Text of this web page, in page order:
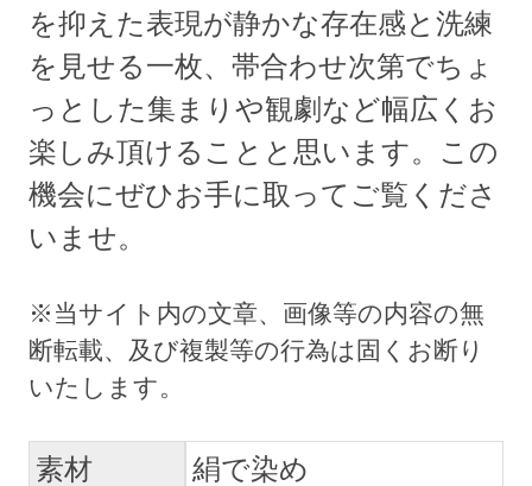
を抑えた表現が静かな存在感と洗練
を見せる一枚、帯合わせ次第でちょ
っとした集まりや観劇など幅広くお
楽しみ頂けることと思います。この
機会にぜひお手に取ってご覧くださ
いませ。
素材
絹で染め